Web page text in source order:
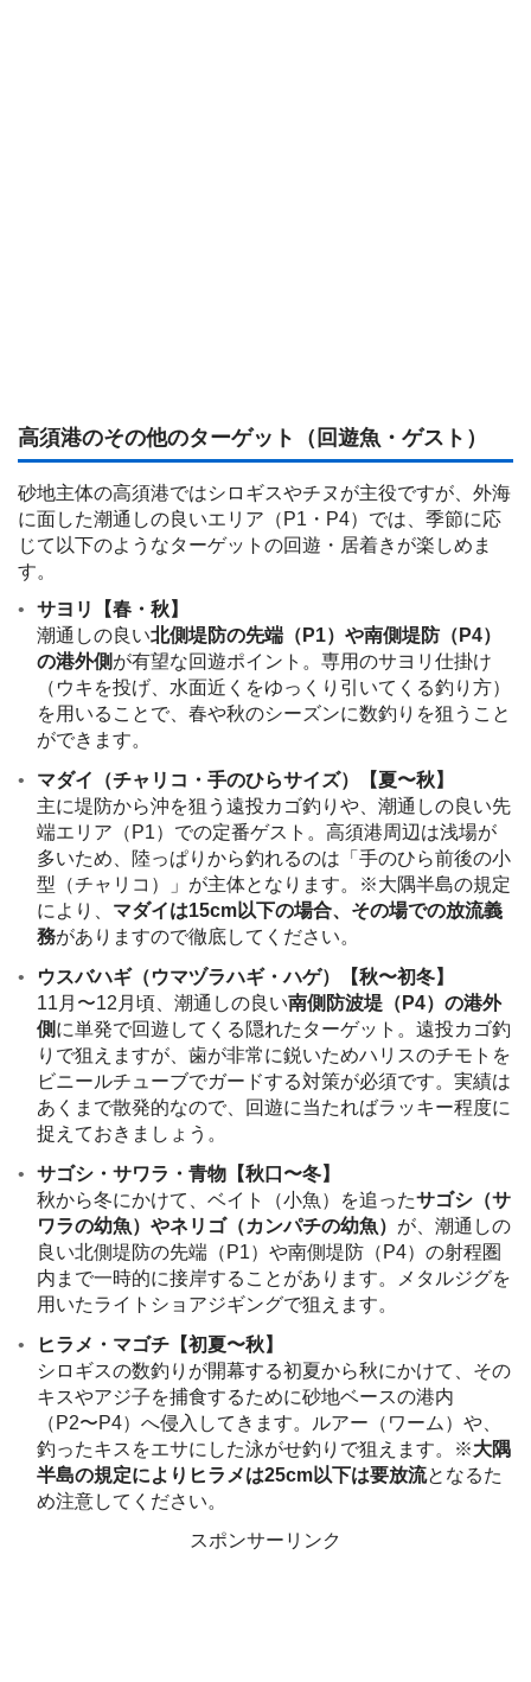
高須港のその他のターゲット（回遊魚・ゲスト）
砂地主体の高須港ではシロギスやチヌが主役ですが、外海
に面した潮通しの良いエリア（P1・P4）では、季節に応
じて以下のようなターゲットの回遊・居着きが楽しめま
す。
サヨリ【春・秋】
潮通しの良い北側堤防の先端（P1）や南側堤防（P4）
の港外側 が有望な回遊ポイント。専用のサヨリ仕掛け
（ウキを投げ、水面近くをゆっくり引いてくる釣り方）
を用いることで、春や秋のシーズンに数釣りを狙うこと
ができます。
マダイ（チャリコ・手のひらサイズ）【夏〜秋】
主に堤防から沖を狙う遠投カゴ釣りや、潮通しの良い先
端エリア（P1）での定番ゲスト。高須港周辺は浅場が
多いため、陸っぱりから釣れるのは「手のひら前後の小
型（チャリコ）」が主体となります。※大隅半島の規定
により、 マダイは15cm以下の場合、その場での放流義
務がありますので徹底してください。
ウスバハギ（ウマヅラハギ・ハゲ）【秋〜初冬】
11月〜12月頃、潮通しの良い南側防波堤（P4）の港外
側 に単発で回遊してくる隠れたターゲット。遠投カゴ釣
りで狙えますが、歯が非常に鋭いためハリスのチモトを
ビニールチューブでガードする対策が必須です。実績は
あくまで散発的なので、回遊に当たればラッキー程度に
捉えておきましょう。
サゴシ・サワラ・青物【秋口〜冬】
秋から冬にかけて、ベイト（小魚）を追ったサゴシ（サ
ワラの幼魚）やネリゴ（カンパチの幼魚） が、潮通しの
良い北側堤防の先端（P1）や南側堤防（P4）の射程圏
内まで一時的に接岸することがあります。メタルジグを
用いたライトショアジギングで狙えます。
ヒラメ・マゴチ【初夏〜秋】
シロギスの数釣りが開幕する初夏から秋にかけて、その
キスやアジ子を捕食するために砂地ベースの港内
（P2〜P4）へ侵入してきます。ルアー（ワーム）や、
釣ったキスをエサにした泳がせ釣りで狙えます。※大隅
半島の規定によりヒラメは25cm以下は要放流となるた
め注意してください。
スポンサーリンク